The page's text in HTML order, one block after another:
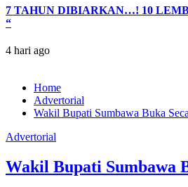
7 TAHUN DIBIARKAN…! 10
“
4 hari ago
Home
Advertorial
Wakil Bupati Sumbawa Buka
Advertorial
Wakil Bupati Sumbawa